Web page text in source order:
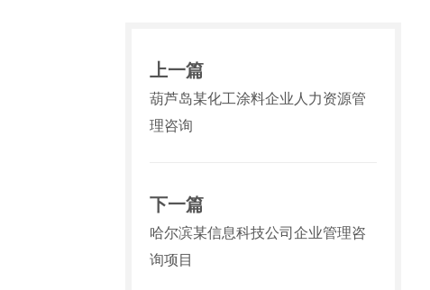
上一篇
葫芦岛某化工涂料企业人力资源管
理咨询
下一篇
哈尔滨某信息科技公司企业管理咨
询项目